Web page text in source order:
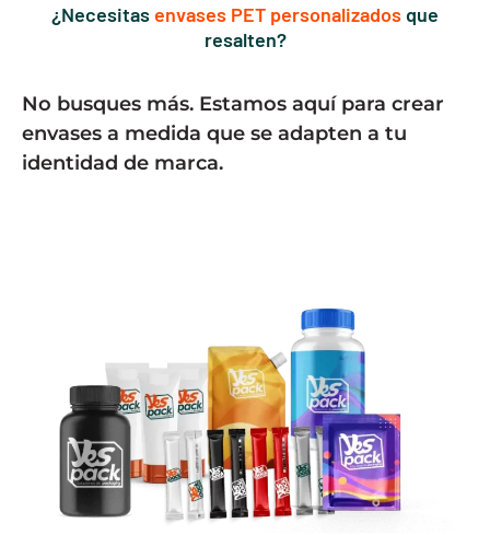
¿Necesitas envases PET personalizadosque
resalten?
No busques más. Estamos aquí para crear
envases a medida que se adapten a tu
identidad de marca.